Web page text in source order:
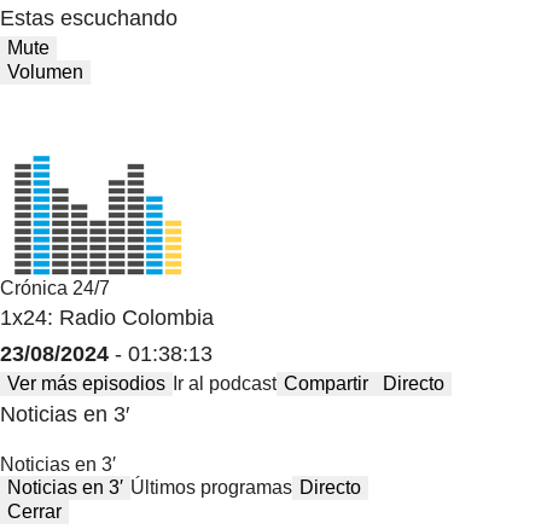
Estas escuchando
Mute
Volumen
Crónica 24/7
1x24: Radio Colombia
23/08/2024 - 01:38:13
Ver más episodios Ir al podcast Compartir Directo
Noticias en 3′
Noticias en 3′
Noticias en 3′ Últimos programas Directo
Cerrar